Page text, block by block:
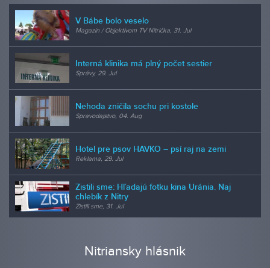
V Bábe bolo veselo
Magazín / Objektívom TV Nitrička, 31. Jul
Interná klinika má plný počet sestier
Správy, 29. Jul
Nehoda zničila sochu pri kostole
Spravodajstvo, 04. Aug
Hotel pre psov HAVKO – psí raj na zemi
Reklama, 29. Jul
Zistili sme: Hľadajú fotku kina Uránia. Naj
chlebík z Nitry
Zistili sme, 31. Jul
Nitriansky hlásnik